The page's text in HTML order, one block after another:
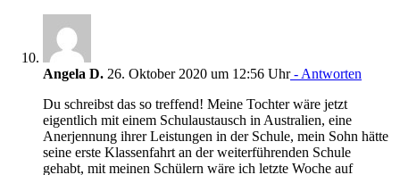
Angela D. 26. Oktober 2020 um 12:56 Uhr- Antworten
Du schreibst das so treffend! Meine Tochter wäre jetzt
eigentlich mit einem Schulaustausch in Australien, eine
Anerjennung ihrer Leistungen in der Schule, mein Sohn hätte
seine erste Klassenfahrt an der weiterführenden Schule
gehabt, mit meinen Schülern wäre ich letzte Woche auf